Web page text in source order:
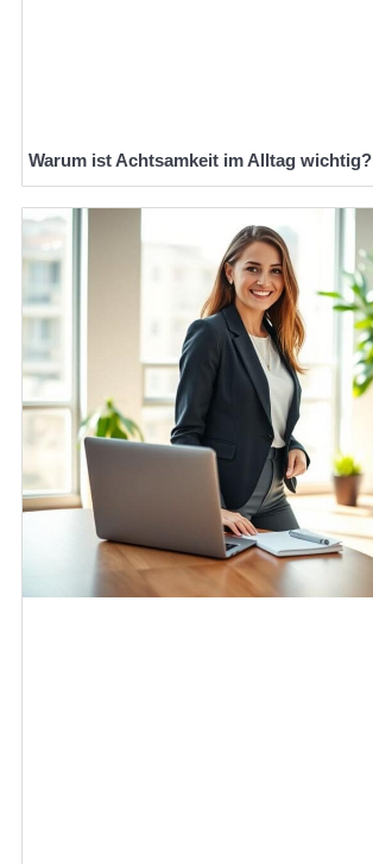
Warum ist Achtsamkeit im Alltag wichtig?